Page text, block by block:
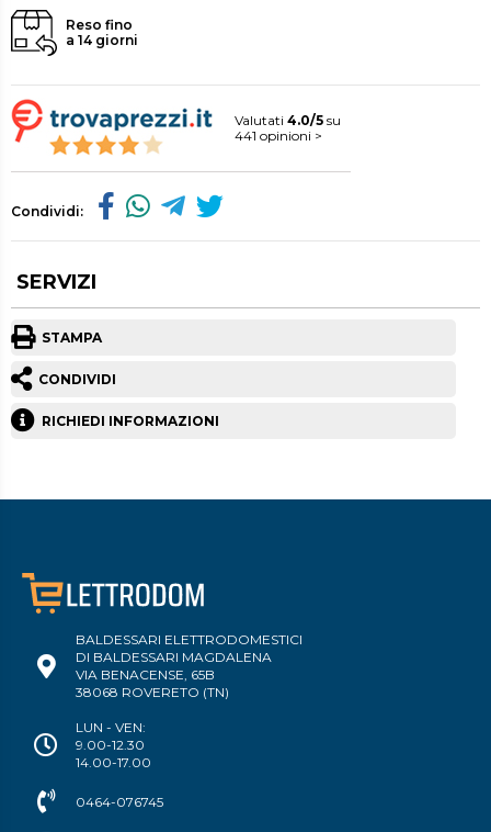
Reso fino
a 14 giorni
Valutati 4.0/5 su
441 opinioni >
Condividi:
SERVIZI
STAMPA
CONDIVIDI
RICHIEDI INFORMAZIONI
BALDESSARI ELETTRODOMESTICI
DI BALDESSARI MAGDALENA
VIA BENACENSE, 65B
38068 ROVERETO (TN)
LUN - VEN:
9.00-12.30
14.00-17.00
0464-076745